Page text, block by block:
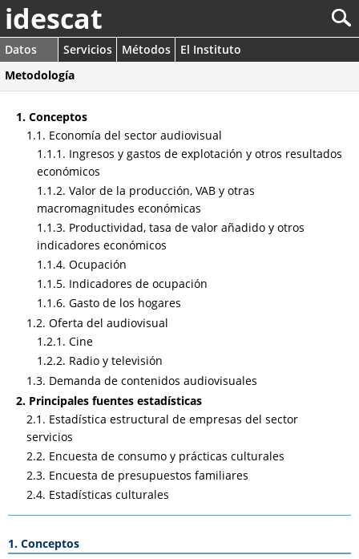
idescat
Datos Servicios Métodos
El Instituto
Metodología
1. Conceptos
1.1. Economía del sector audiovisual
1.1.1. Ingresos y gastos de explotación y otros resultados
económicos
1.1.2. Valor de la producción, VAB y otras
macromagnitudes económicas
1.1.3. Productividad, tasa de valor añadido y otros
indicadores económicos
1.1.4. Ocupación
1.1.5. Indicadores de ocupación
1.1.6. Gasto de los hogares
1.2. Oferta del audiovisual
1.2.1. Cine
1.2.2. Radio y televisión
1.3. Demanda de contenidos audiovisuales
2. Principales fuentes estadísticas
2.1. Estadística estructural de empresas del sector
servicios
2.2. Encuesta de consumo y prácticas culturales
2.3. Encuesta de presupuestos familiares
2.4. Estadísticas culturales
1. Conceptos